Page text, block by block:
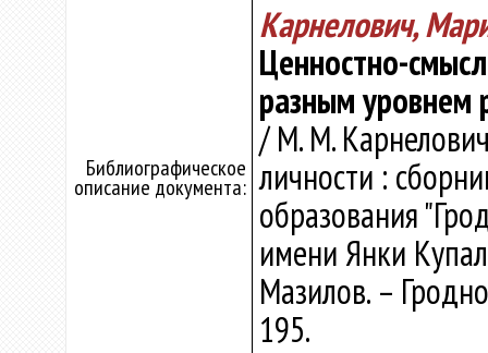
Библиографическое
описание документа:
Карнелович,
Ценностно-
разным уровнем
/ М. М.
личности :
образования
имени Янки
Мазилов. –
195.